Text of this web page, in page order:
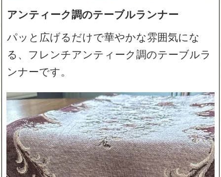
アンティーク調のテーブルランナー
パッと広げるだけで華やかな雰囲気にな
る、フレンチアンティーク調のテーブルラ
ンナーです。